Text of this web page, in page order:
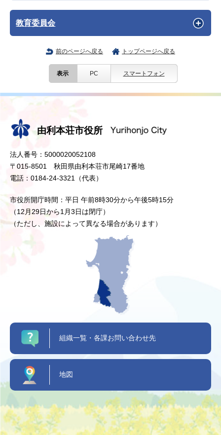
教育委員会
前のページへ戻る トップページへ戻る
表示 PC スマートフォン
由利本荘市役所
法人番号：5000020052108
〒015-8501 秋田県由利本荘市尾崎17番地
電話：0184-24-3321（代表）
市役所開庁時間：平日 午前8時30分から午後5時15分
（12月29日から1月3日は閉庁）
（ただし、施設によって異なる場合があります）
組織一覧・各課お問い合わせ先
地図